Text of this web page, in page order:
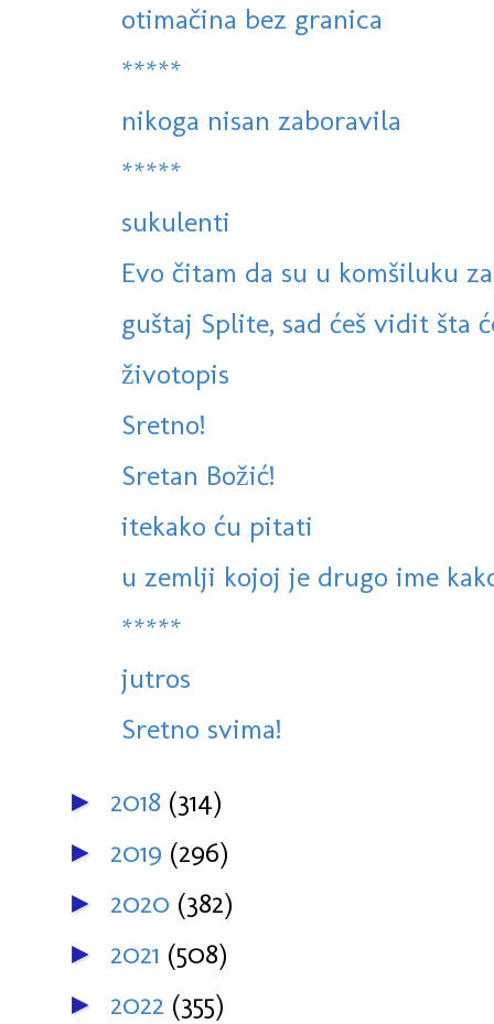
otimačina bez granica
*****
nikoga nisan zaboravila
*****
sukulenti
Evo čitam da su u komšiluku
guštaj Splite, sad ćeš vidit šta
životopis
Sretno!
Sretan Božić!
itekako ću pitati
u zemlji kojoj je drugo ime
*****
jutros
Sretno svima!
► 2018 (314)
► 2019 (296)
► 2020 (382)
► 2021 (508)
► 2022 (355)